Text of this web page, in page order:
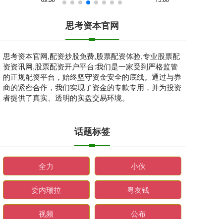
思考资本官网
思考资本官网,配资炒股免费,股票配资体验,专业股票配
资资讯网,股票配资开户平台:我们是一家受到严格监管
的正规配资平台，始终坚守资金安全的底线。通过与券
商的紧密合作，我们实现了资金的专款专用，并为投资
者提供了真实、透明的实盘交易环境。
话题标签
全力 小伙
委内瑞拉 粤友钱
视频 公布